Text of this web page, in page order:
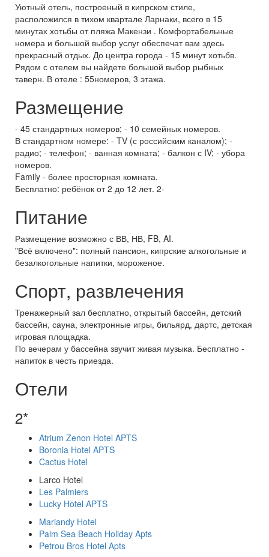
Уютный отель, построеный в кипрском стиле,
расположился в тихом квартале Ларнаки, всего в 15
минутах хотьбы от пляжа Макензи . Комфортабельные
номера и большой выбор услуг обеспечат вам здесь
прекрасный отдых. До центра города - 15 минут хотьбв.
Рядом с отелем вы найдете большой выбор рыбных
таверн. В отеле : 55номеров, 3 этажа.
Размещение
- 45 стандартных номеров; - 10 семейных номеров.
В стандартном номере: - TV (с российским каналом); -
радио; - телефон; - ванная комната; - балкон с IV; - убора
номеров.
Family - более просторная комната.
Бесплатно: ребёнок от 2 до 12 лет. 2-
Питание
Размещение возможно с ВВ, НВ, FB, AI.
"Всё включено": полный пансион, кипрские алкогольные и
безалкогольные напитки, мороженое.
Спорт, развлечения
Тренажерный зал бесплатно, открытый бассейн, детский
бассейн, сауна, электронные игры, бильярд, дартс, детская
игровая площадка.
По вечерам у бассейна звучит живая музыка. Бесплатно -
напиток в честь приезда.
Отели
2*
Atrium Zenon Hotel APTS
Boronia Hotel APTS
Cactus Hotel
Larco Hotel
Les Palmiers
Lucky Hotel APTS
Mariandy Hotel
Palm Sea Beach Holiday Apts
Petrou Bros Hotel Apts